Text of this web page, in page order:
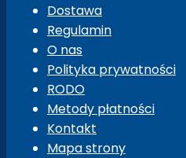
Dostawa
Regulamin
O nas
Polityka prywatności
RODO
Metody płatności
Kontakt
Mapa strony